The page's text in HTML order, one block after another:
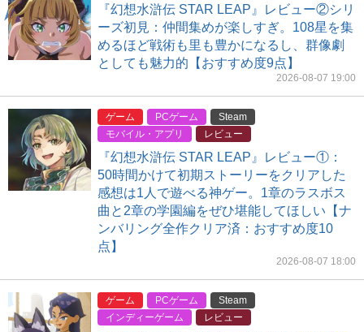
『幻想水滸伝 STAR LEAP』レビュー②シリ
ーズ初見：仲間集めが楽しすぎ。108星を集
めるほど戦術も里も豊かになるし、群像劇
としても魅力的【おすすめ度9点】
2026-08-07 19:00
ゲーム PCゲーム
Steam
モバイル・アプリ
レビュー
『幻想水滸伝 STAR LEAP』レビュー①：
50時間かけて初期ストーリーをクリアした
感想は1人で遊べる神ゲー。1章のラスボス
曲と2章の学園編をぜひ堪能してほしい【ナ
ンバリング全作クリア済：おすすめ度10
点】
2026-08-07 18:00
ゲーム PCゲーム
Steam
インディーゲーム
レビュー